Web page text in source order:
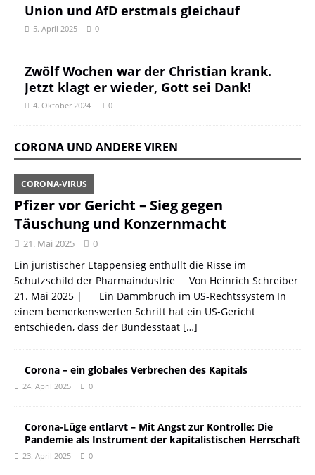
Union und AfD erstmals gleichauf
5. April 2025 0
Zwölf Wochen war der Christian krank.
Jetzt klagt er wieder, Gott sei Dank!
4. Oktober 2024 0
CORONA UND ANDERE VIREN
Pfizer vor Gericht – Sieg gegen
Täuschung und Konzernmacht
CORONA-VIRUS
21. Mai 2025 0
Ein juristischer Etappensieg enthüllt die Risse im
Schutzschild der Pharmaindustrie Von Heinrich Schreiber
21. Mai 2025 | Ein Dammbruch im US-Rechtssystem In
einem bemerkenswerten Schritt hat ein US-Gericht
entschieden, dass der Bundesstaat […]
Corona – ein globales Verbrechen des Kapitals
24. April 2025 0
Corona-Lüge entlarvt – Mit Angst zur Kontrolle: Die
Pandemie als Instrument der kapitalistischen Herrschaft
23. April 2025 0